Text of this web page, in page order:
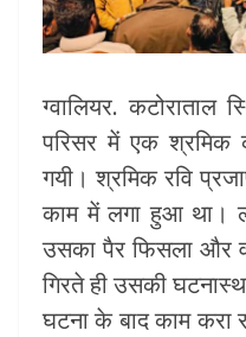
ग्वालियर. कटोराताल
परिसर में एक श्रमिक
गयी। श्रमिक रवि
काम में लगा हुआ था।
उसका पैर फिसला और
गिरते ही उसकी
घटना के बाद काम करा